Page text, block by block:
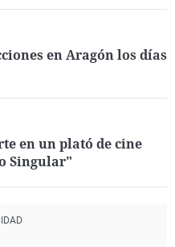
en Aragón los días
en un plató de cine
Singular"